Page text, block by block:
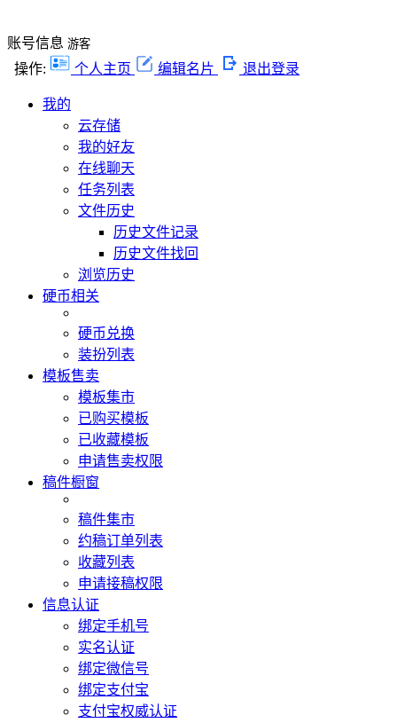
账号信息 游客
操作: 个人主页 编辑名片 退出登录
我的
云存储
我的好友
在线聊天
任务列表
文件历史
历史文件记录
历史文件找回
浏览历史
硬币相关
硬币兑换
装扮列表
模板售卖
模板集市
已购买模板
已收藏模板
申请售卖权限
稿件橱窗
稿件集市
约稿订单列表
收藏列表
申请接稿权限
信息认证
绑定手机号
实名认证
绑定微信号
绑定支付宝
支付宝权威认证